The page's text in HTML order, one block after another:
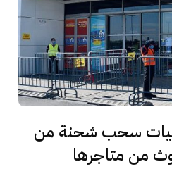
سحب شحنة من
من متاجرها